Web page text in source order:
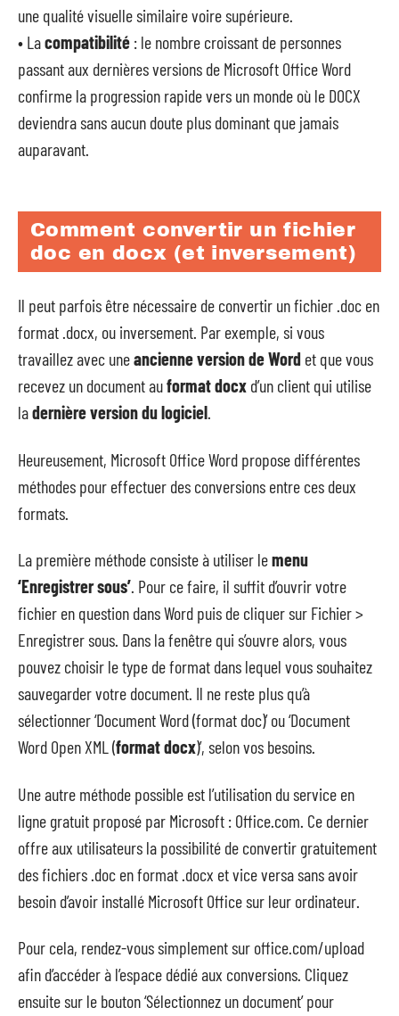
une qualité visuelle similaire voire supérieure.
• Lacompatibilité : le nombre croissant de personnes
passant aux dernières versions de Microsoft Office Word
confirme la progression rapide vers un monde où le DOCX
deviendra sans aucun doute plus dominant que jamais
auparavant.
Comment convertir un fichier
doc en docx (et inversement)
Il peut parfois être nécessaire de convertir un fichier .doc en
format .docx, ou inversement. Par exemple, si vous
travaillez avec uneancienne version de Word et que vous
recevez un document auformat docx d’un client qui utilise
ladernière version du logiciel.
Heureusement, Microsoft Office Word propose différentes
méthodes pour effectuer des conversions entre ces deux
formats.
La première méthode consiste à utiliser lemenu
‘Enregistrer sous’. Pour ce faire, il suffit d’ouvrir votre
fichier en question dans Word puis de cliquer sur Fichier >
Enregistrer sous. Dans la fenêtre qui s’ouvre alors, vous
pouvez choisir le type de format dans lequel vous souhaitez
sauvegarder votre document. Il ne reste plus qu’à
sélectionner ‘Document Word (format doc)’ ou ‘Document
Word Open XML (format docx)’, selon vos besoins.
Une autre méthode possible est l’utilisation du service en
ligne gratuit proposé par Microsoft : Office.com. Ce dernier
offre aux utilisateurs la possibilité de convertir gratuitement
des fichiers .doc en format .docx et vice versa sans avoir
besoin d’avoir installé Microsoft Office sur leur ordinateur.
Pour cela, rendez-vous simplement sur office.com/upload
afin d’accéder à l’espace dédié aux conversions. Cliquez
ensuite sur le bouton ‘Sélectionnez un document’ pour